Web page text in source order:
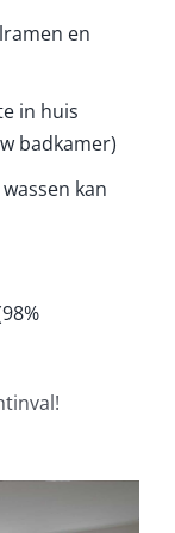
en
in huis
badkamer)
kan